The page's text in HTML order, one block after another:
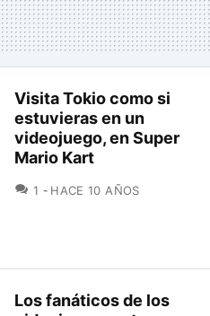
Visita Tokio como si
estuvieras en un
videojuego, en Super
Mario Kart
1 COMENTARIOS
HACE 10 AÑOS
Los fanáticos de los